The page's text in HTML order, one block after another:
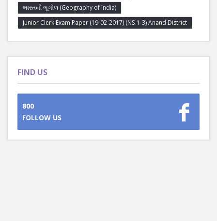
ભારતની ભૂગોળ (Geography of India)
Junior Clerk Exam Paper (19-02-2017) (NS-1-3) Anand District
FIND US
800
FOLLOW US